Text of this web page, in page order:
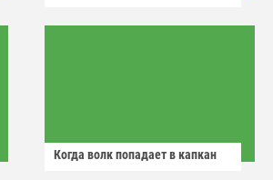
Когда волк попадает в капкан